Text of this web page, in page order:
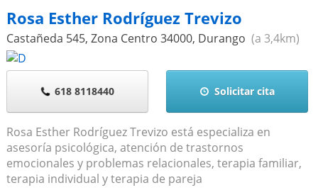
Rosa Esther Rodríguez Trevizo
Castañeda 545, Zona Centro 34000, Durango (a 3,4km)
618 8118440 Solicitar cita
Rosa Esther Rodríguez Trevizo está especializa en
asesoría psicológica, atención de trastornos
emocionales y problemas relacionales, terapia familiar,
terapia individual y terapia de pareja